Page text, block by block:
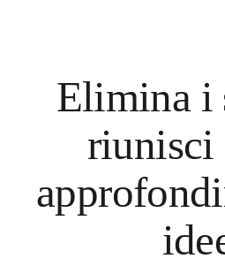
Elimina i
riunisci